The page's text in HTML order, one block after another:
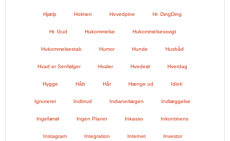
Hjælp Holmen Hovedpine Hr. DingDing
Hr. Gud Hukommelse Hukommelsessvigt
Hukommelsestab Humor Hunde Husbåd
Hvad er Senfølger Hvaler Hvedeøl Hverdag
Hygge Håb Hår Hænge ud Idioti
Ignoreret Indbrud Indianerlægen Indlæggelse
Ingefærøl Ingen Planer Inkasso Inkontinens
Instagram Integration Internet Investor